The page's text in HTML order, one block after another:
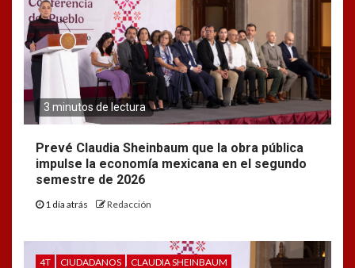
3 minutos de lectura
Prevé Claudia Sheinbaum que la obra pública
impulse la economía mexicana en el segundo
semestre de 2026
1 día atrás Redacción
4T CIUDADANOS CLAUDIA SHEINBAUM